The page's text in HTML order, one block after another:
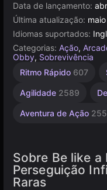
Data de lançamento:
Última atualização:
Idiomas suportados:
Categorias: Ação,
Obby, Sobrevivência
Ritmo Rápido 607
Agilidade 2589
Aventura de Ação 255
Sobre Be like a
Perseguição
Raras